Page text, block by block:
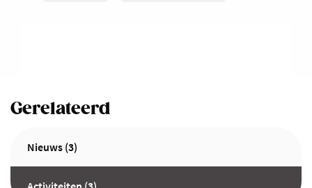
Gerelateerd
Nieuws (3)